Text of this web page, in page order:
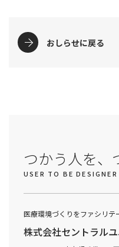
おしらせに戻る
つかう人を、
USER TO BE DESIGNER
医療環境づくりをファシリテ
株式会社セントラル